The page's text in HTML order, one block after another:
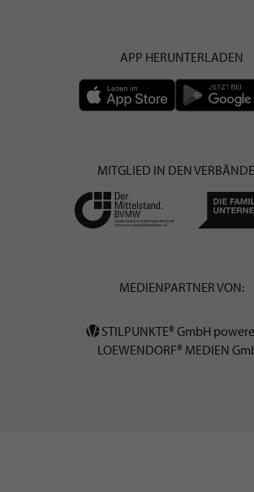
APP HERUNTERLADEN
MITGLIED IN DEN
MEDIENPARTNER VON:
STILPUNKTE® GmbH
LOEWENDORF® MEDIEN